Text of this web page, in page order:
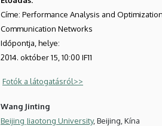
Címe: Performance Analysis and
Communication Networks
Időpontja, helye:
2014. október 15, 10:00 IF11
Fotók a látogatásról>>
Wang Jinting
Beijing Jiaotong University, Beijing, Kína